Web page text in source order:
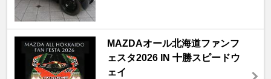
MAZDAオール北海道ファンフ
ェスタ2026 IN 十勝スピードウ
ェイ